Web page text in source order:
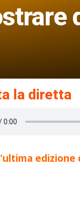
la diretta
edizione